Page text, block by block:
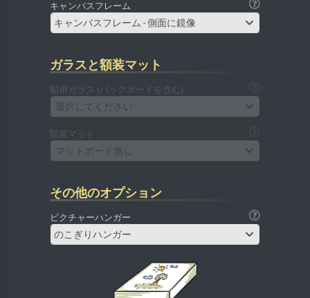
キャンバスフレーム
キャンバスフレーム - 側面に鏡像
ガラスと額装マット
額用ガラス (バックボードを含む)
選択してください
額装マット
マットボード無し
その他のオプション
ピクチャーハンガー
のこぎりハンガー